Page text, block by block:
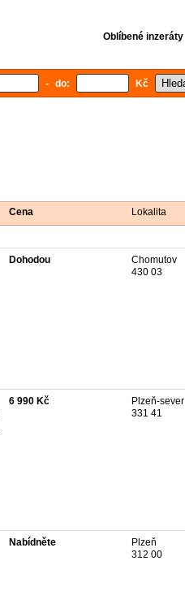
Oblíbené inzeráty
- do: Kč
Cena Lokalita
Dohodou
Chomutov
430 03
6 990 Kč
Plzeň-sever
331 41
Nabídněte
Plzeň
312 00